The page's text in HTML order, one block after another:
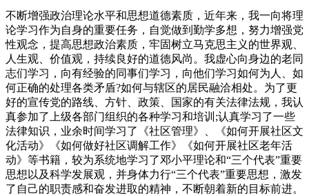
不断增强政治理论水平和思想道德素质，近年来，我一向将理
论学习作为自身的重要任务，自觉做到勤学多想，努力增强党
性观念，提高思想政治素质，牢固树立马克思主义的世界观、
人生观、价值观，持续良好的道德风尚。我虚心向身边的老同
志们学习，向有经验的同事们学习，向他们学习如何为人、如
何正确的处理各类矛盾?如何与辖区的居民融洽相处。为了更
好的宣传党的路线、方针、政策、国家的有关法律法规，我认
真参加了上级各部门组织的各种学习和培训;认真学习了一些
法律知识，业余时间学习了《社区管理》、《如何开展社区文
化活动》《如何做好社区调解工作》《如何开展社区老年活
动》等书籍，较为系统地学习了邓小平理论和“三个代表”重要
思想以及科学发展观，并身体力行“三个代表”重要思想，激发
了自己的职责感和奋发进取的精神，不断朝着新的目标前进。